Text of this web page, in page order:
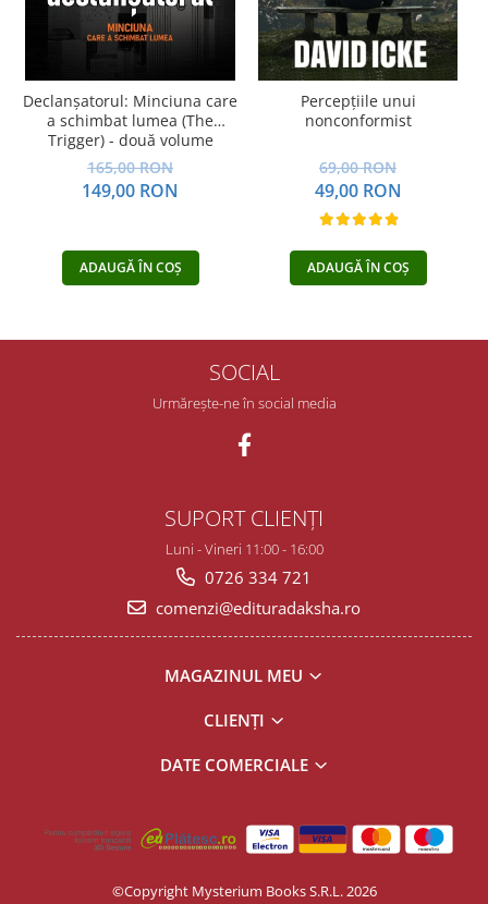
Declanșatorul: Minciuna care
a schimbat lumea (The
Trigger) - două volume
165,00 RON
149,00 RON
ADAUGĂ ÎN COȘ
Percepțiile unui
nonconformist
69,00 RON
49,00 RON
ADAUGĂ ÎN COȘ
SOCIAL
Urmărește-ne în social media
SUPORT CLIENȚI
Luni - Vineri 11:00 - 16:00
0726 334 721
comenzi@edituradaksha.ro
MAGAZINUL MEU
CLIENȚI
DATE COMERCIALE
©Copyright Mysterium Books S.R.L. 2026